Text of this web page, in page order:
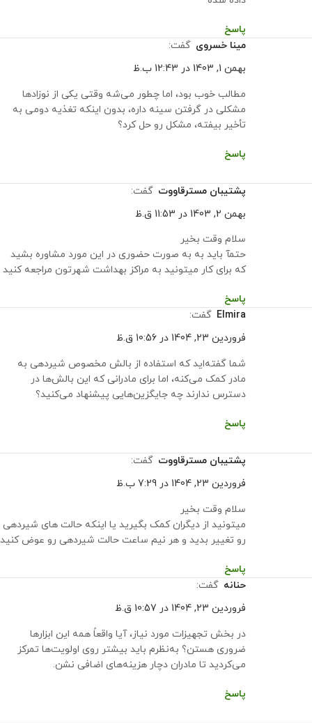
پاسخ
مینا خسروی گفت:
بهمن 1, 1403 در 12:43 ب.ظ
مطالب خوب بود، اما چطور می‌شه وقتی یکی از نوزادها
مشکلی در گرفتن سینه داره، بدون اینکه تغذیه دومی به
تأخیر بیفته، مشکل رو حل کرد؟
پاسخ
پشتیبان مسترقاووت گفت:
بهمن 2, 1403 در 11:53 ق.ظ
سلام وقت بخیر
حتمآ باید به به صورت حضوری در این مورد مشاوره بشید
که برای کار میتونید به مراکز بهداشت شهرتون مراجعه کنید
پاسخ
elmira
گفت:
فروردین 23, 1404 در 10:56 ق.ظ
شما گفته‌اید که استفاده از بالش مخصوص شیردهی به
مادر کمک می‌کنه، اما برای مادرانی که این بالش‌ها در
دسترس ندارند چه جایگزین‌هایی پیشنهاد می‌کنید؟
پاسخ
پشتیبان مسترقاووت گفت:
فروردین 23, 1404 در 7:29 ب.ظ
سلام وقت بخیر
میتونید از دیگران کمک بگیرید یا اینکه حالت های شیردهی
رو تغییر بدید و هر نیم ساعت حالت شیردهی رو عوض کنید
پاسخ
حنانه گفت:
فروردین 23, 1404 در 10:57 ق.ظ
در بخش تجهیزات مورد نیاز، آیا واقعاً همه این ابزارها
ضروری هستن؟ به‌نظرم باید بیشتر روی اولویت‌ها تمرکز
می‌کردید تا مادران دچار هزینه‌های اضافی نشن.
پاسخ